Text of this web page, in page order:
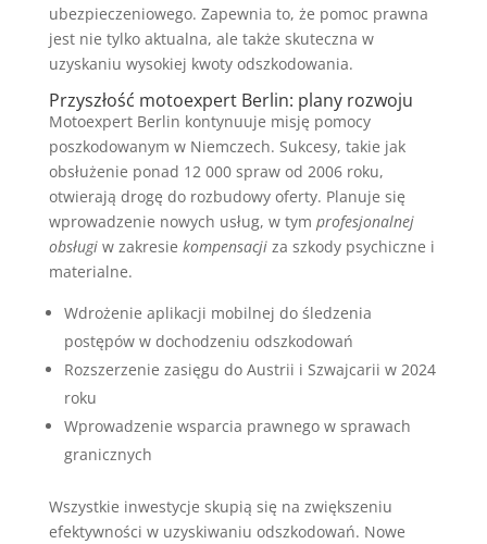
ubezpieczeniowego. Zapewnia to, że pomoc prawna
jest nie tylko aktualna, ale także skuteczna w
uzyskaniu wysokiej kwoty odszkodowania.
Przyszłość motoexpert Berlin: plany rozwoju
Motoexpert Berlin kontynuuje misję pomocy
poszkodowanym w Niemczech. Sukcesy, takie jak
obsłużenie ponad 12 000 spraw od 2006 roku,
otwierają drogę do rozbudowy oferty. Planuje się
wprowadzenie nowych usług, w tym profesjonalnej
obsługiw zakresie kompensacjiza szkody psychiczne i
materialne.
Wdrożenie aplikacji mobilnej do śledzenia
postępów w dochodzeniu odszkodowań
Rozszerzenie zasięgu do Austrii i Szwajcarii w 2024
roku
Wprowadzenie wsparcia prawnego w sprawach
granicznych
Wszystkie inwestycje skupią się na zwiększeniu
efektywności w uzyskiwaniu odszkodowań. Nowe